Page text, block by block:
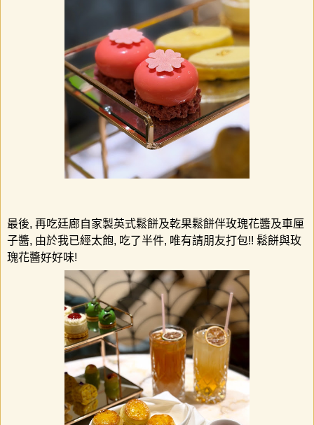
最後, 再吃廷廊自家製英式鬆餅及乾果鬆餅伴玫瑰花醬及車厘
子醬, 由於我已經太飽, 吃了半件, 唯有請朋友打包!! 鬆餅與玫
瑰花醬好好味!